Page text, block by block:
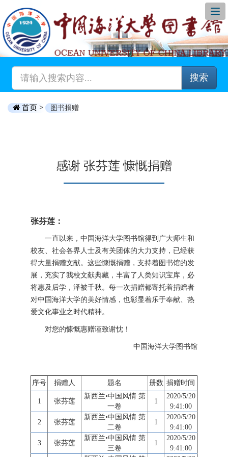
搜索
首页 > 图书捐赠
感谢 张芬莲 慷慨捐赠
张芬莲：
一直以来，中国海洋大学图书馆得到广大师生和
校友、社会各界人士及有关团体的大力支持，已经获
得大量捐赠文献。这些慷慨捐赠，支持着图书馆的发
展，充实了我校文献典藏，丰富了人类知识宝库，必
将惠及后学，泽被千秋。每一次捐赠都寄托着捐赠者
对中国海洋大学的美好情感，也彰显着乐于奉献、热
爱文化事业之时代精神。
对您的慷慨惠赠谨致谢忱！
中国海洋大学图书馆
序号 捐赠人 题名 册数 捐赠时间
1 张芬莲
新西兰•中国风情 第
一卷
1
2020/5/20
9:41:00
2 张芬莲
新西兰•中国风情 第
二卷
1
2020/5/20
9:41:00
3 张芬莲
新西兰•中国风情 第
三卷
1
2020/5/20
9:41:00